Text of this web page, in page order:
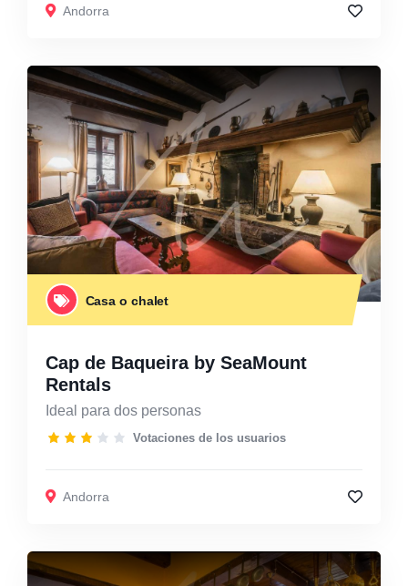
Andorra
Casa o chalet
Cap de Baqueira by SeaMount
Rentals
Ideal para dos personas
Votaciones de los usuarios
Andorra